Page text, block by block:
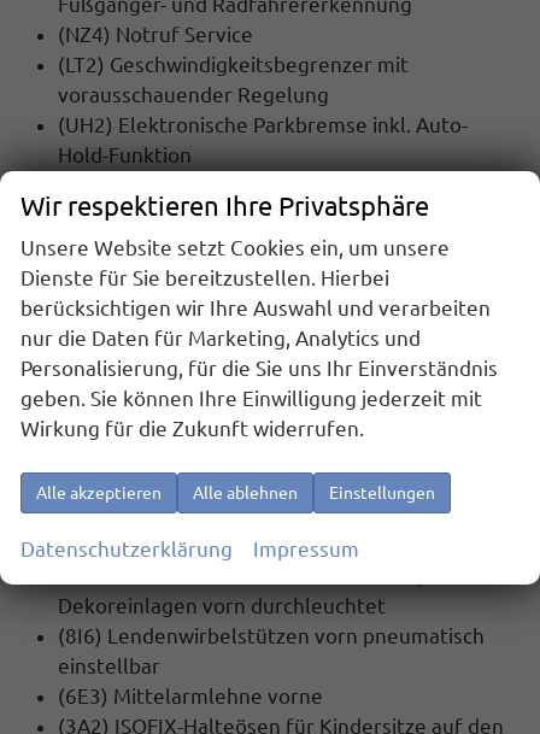
(NZ4) Notruf Service
(LT2) Geschwindigkeitsbegrenzer mit
vorausschauender Regelung
(UH2) Elektronische Parkbremse inkl. Auto-
Hold-Funktion
Beifahrerairbag-Deaktivierung
(6C4) Kopf- und Seitenairbags vorn und hinten,
Center-Airbag
(8N6) Regensensor
(8A5) Parkassistent ""Park Assist Pro"", inkl.
Einparkhilfe
INNENAUSSTATTUNG UND KOMFORT:
anklapp- und beheizbar, auf Fahrerseite
abblendend, Memory-Funktion
(QQ9) Ambientebeleuchtung 30-farbig, in der
Dekoreinlagen vorn durchleuchtet
(8I6) Lendenwirbelstützen vorn pneumatisch
einstellbar
(6E3) Mittelarmlehne vorne
(3A2) ISOFIX-Halteösen für Kindersitze auf den
Wir respektieren Ihre Privatsphäre
Unsere Website setzt Cookies ein, um unsere
Dienste für Sie bereitzustellen. Hierbei
berücksichtigen wir Ihre Auswahl und verarbeiten
nur die Daten für Marketing, Analytics und
Personalisierung, für die Sie uns Ihr Einverständnis
geben. Sie können Ihre Einwilligung jederzeit mit
Wirkung für die Zukunft widerrufen.
Alle akzeptieren Alle ablehnen Einstellungen
Datenschutzerklärung Impressum